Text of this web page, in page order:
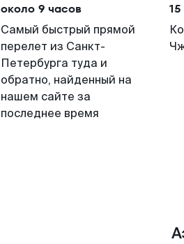
около 9 часов
Самый быстрый прямой
перелет из Санкт-
Петербурга туда и
обратно, найденный на
нашем сайте за
последнее время
15